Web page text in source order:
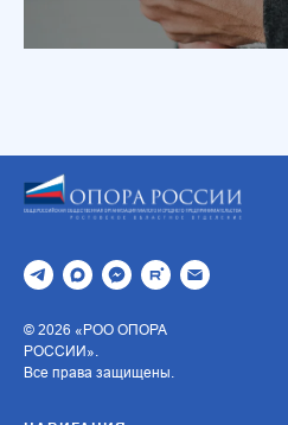
© 2026 «РОО ОПОРА
РОССИИ».
Все права защищены.